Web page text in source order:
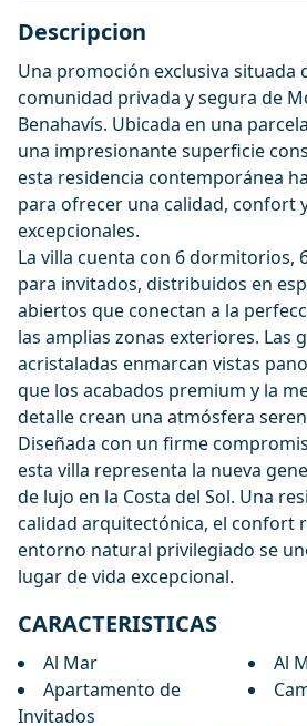
Descripcion
Una promoción exclusiva situada
comunidad privada y segura de
Benahavís. Ubicada en una
una impresionante superficie
esta residencia contemporánea
para ofrecer una calidad, confort
excepcionales.
La villa cuenta con 6 dormitorios,
para invitados, distribuidos en
abiertos que conectan a la
las amplias zonas exteriores. Las
acristaladas enmarcan vistas
que los acabados premium y la
detalle crean una atmósfera
Diseñada con un firme
esta villa representa la nueva
de lujo en la Costa del Sol. Una
calidad arquitectónica, el confort
entorno natural privilegiado se
lugar de vida excepcional.
CARACTERISTICAS
Al Mar
Al
Apartamento de
Invitados